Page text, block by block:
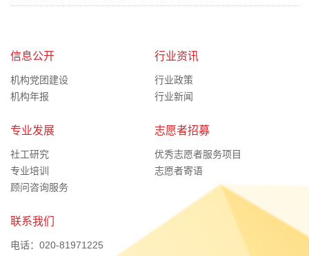
信息公开
机构党团建设
机构年报
行业资讯
行业政策
行业新闻
专业发展
社工研究
专业培训
顾问咨询服务
志愿者招募
优秀志愿者服务项目
志愿者寄语
联系我们
电话：020-81971225